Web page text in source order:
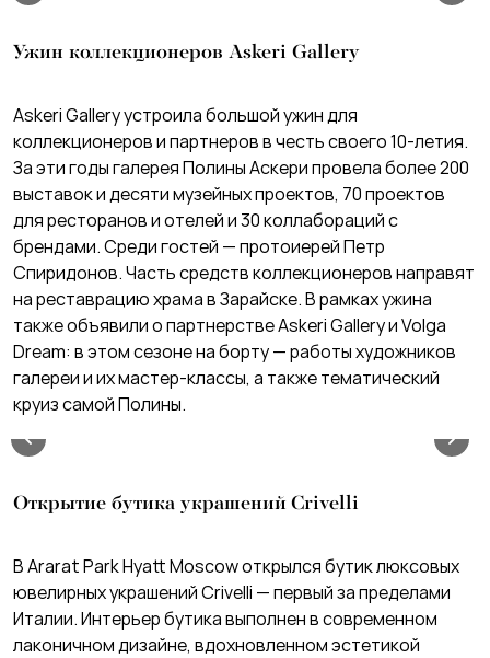
Ужин коллекционеров Askeri Gallery
Askeri Gallery устроила большой ужин для
коллекционеров и партнеров в честь своего 10-летия.
За эти годы галерея Полины Аскери провела более 200
выставок и десяти музейных проектов, 70 проектов
для ресторанов и отелей и 30 коллабораций с
брендами. Среди гостей — протоиерей Петр
Спиридонов. Часть средств коллекционеров направят
на реставрацию храма в Зарайске. В рамках ужина
также объявили о партнерстве Askeri Gallery и Volga
Dream: в этом сезоне на борту — работы художников
галереи и их мастер-классы, а также тематический
круиз самой Полины.
Открытие бутика украшений Crivelli
В Ararat Park Hyatt Moscow открылся бутик люксовых
ювелирных украшений Crivelli — первый за пределами
Италии. Интерьер бутика выполнен в современном
лаконичном дизайне, вдохновленном эстетикой